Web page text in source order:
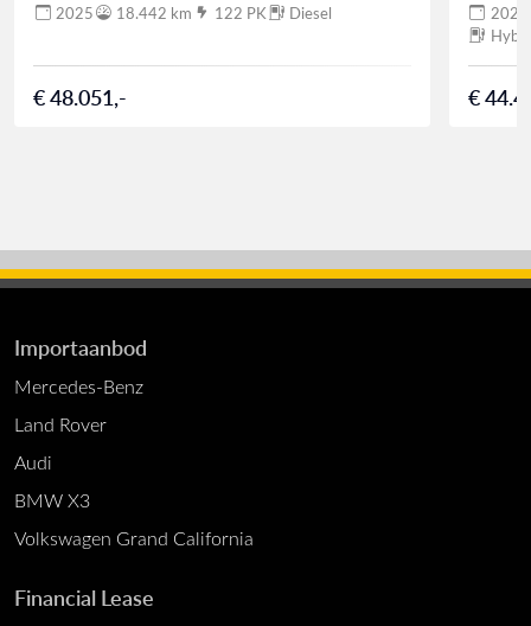
2025 18.442 km 122 PK Diesel
€ 48.051,-
2025
€
Importaanbod
Mercedes-Benz
Land Rover
Audi
BMW X3
Volkswagen Grand California
Financial Lease